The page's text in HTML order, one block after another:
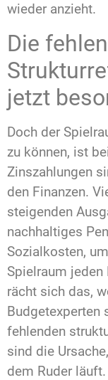
wieder anzieht.
Die
jetzt
Doch der
zu können, ist
Zinszahlungen
den Finanzen.
steigenden
nachhaltiges
Sozialkosten,
Spielraum
rächt sich das,
Budgetexperten
fehlenden
sind die
dem Ruder